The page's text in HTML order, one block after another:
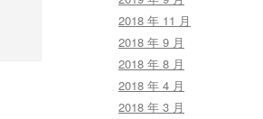
2018 年 11 月
2018 年 9 月
2018 年 8 月
2018 年 4 月
2018 年 3 月